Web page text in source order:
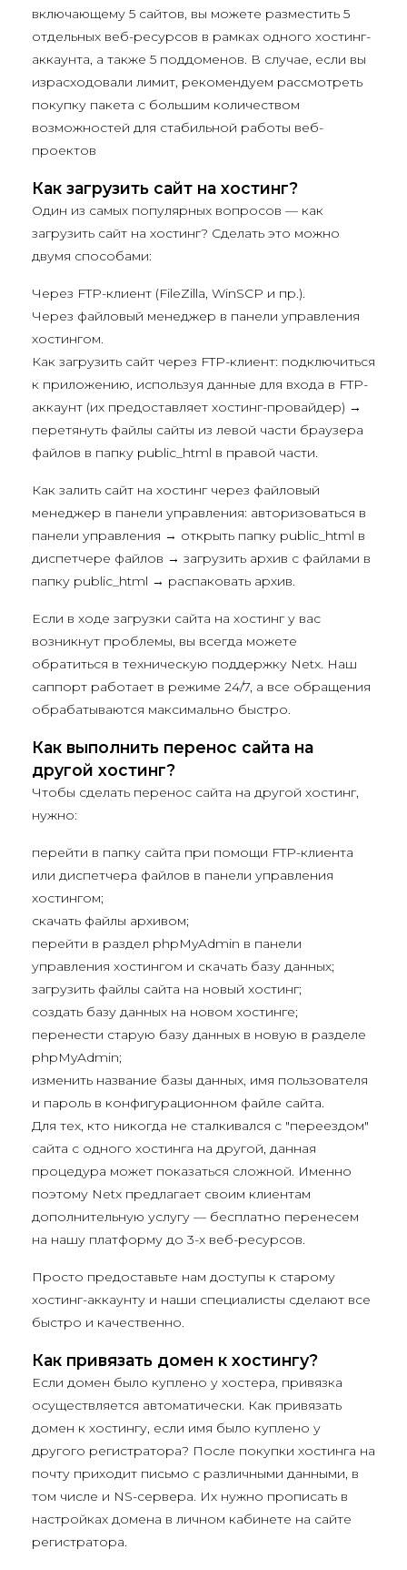
включающему 5 сайтов, вы можете разместить 5
отдельных веб-ресурсов в рамках одного хостинг-
аккаунта, а также 5 поддоменов. В случае, если вы
израсходовали лимит, рекомендуем рассмотреть
покупку пакета с большим количеством
возможностей для стабильной работы веб-
проектов
Как загрузить сайт на хостинг?
Один из самых популярных вопросов — как
загрузить сайт на хостинг? Сделать это можно
двумя способами:
Через FTP-клиент (FileZilla, WinSCP и пр.).
Через файловый менеджер в панели управления
хостингом.
Как загрузить сайт через FTP-клиент: подключиться
к приложению, используя данные для входа в FTP-
аккаунт (их предоставляет хостинг-провайдер) →
перетянуть файлы сайты из левой части браузера
файлов в папку public_html в правой части.
Как залить сайт на хостинг через файловый
менеджер в панели управления: авторизоваться в
панели управления → открыть папку public_html в
диспетчере файлов → загрузить архив с файлами в
папку public_html → распаковать архив.
Если в ходе загрузки сайта на хостинг у вас
возникнут проблемы, вы всегда можете
обратиться в техническую поддержку Netx. Наш
саппорт работает в режиме 24/7, а все обращения
обрабатываются максимально быстро.
Как выполнить перенос сайта на
другой хостинг?
Чтобы сделать перенос сайта на другой хостинг,
нужно:
перейти в папку сайта при помощи FTP-клиента
или диспетчера файлов в панели управления
хостингом;
скачать файлы архивом;
перейти в раздел phpMyAdmin в панели
управления хостингом и скачать базу данных;
загрузить файлы сайта на новый хостинг;
создать базу данных на новом хостинге;
перенести старую базу данных в новую в разделе
phpMyAdmin;
изменить название базы данных, имя пользователя
и пароль в конфигурационном файле сайта.
Для тех, кто никогда не сталкивался с "переездом"
сайта с одного хостинга на другой, данная
процедура может показаться сложной. Именно
поэтому Netx предлагает своим клиентам
дополнительную услугу — бесплатно перенесем
на нашу платформу до 3-х веб-ресурсов.
Просто предоставьте нам доступы к старому
хостинг-аккаунту и наши специалисты сделают все
быстро и качественно.
Как привязать домен к хостингу?
Если домен было куплено у хостера, привязка
осуществляется автоматически. Как привязать
домен к хостингу, если имя было куплено у
другого регистратора? После покупки хостинга на
почту приходит письмо с различными данными, в
том числе и NS-сервера. Их нужно прописать в
настройках домена в личном кабинете на сайте
регистратора.